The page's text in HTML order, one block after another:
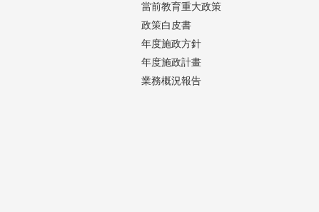
當前教育重大政策
政策白皮書
年度施政方針
年度施政計畫
業務概況報告